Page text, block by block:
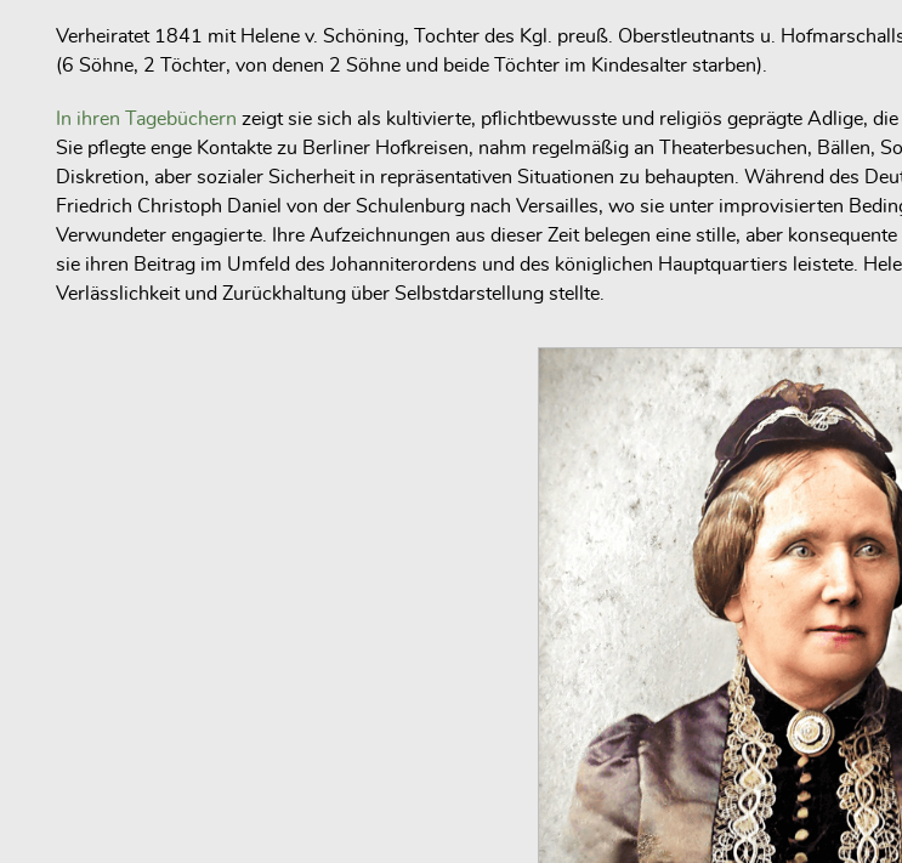
Verheiratet 1841 mit Helene v. Schöning, Tochter des Kgl. preuß. Oberstleutnants u.
(6 Söhne, 2 Töchter, von denen 2 Söhne und beide Töchter im Kindesalter starben).
In ihren Tagebüchern zeigt sie sich als kultivierte, pflichtbewusste und religiös geprägte Adlige,
Sie pflegte enge Kontakte zu Berliner Hofkreisen, nahm regelmäßig an Theaterbesuchen, Bällen,
Diskretion, aber sozialer Sicherheit in repräsentativen Situationen zu behaupten. Während des
Friedrich Christoph Daniel von der Schulenburg nach Versailles, wo sie unter improvisierten
Verwundeter engagierte. Ihre Aufzeichnungen aus dieser Zeit belegen eine stille, aber
sie ihren Beitrag im Umfeld des Johanniterordens und des königlichen Hauptquartiers leistete.
Verlässlichkeit und Zurückhaltung über Selbstdarstellung stellte.